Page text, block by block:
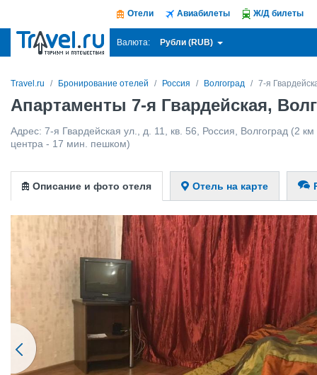
Отели Авиабилеты Ж/Д билеты
Валюта: Рубли (RUB)
Travel.ru Бронирование отелей Россия Волгоград 7-я
Апартаменты 7-я Гвардейская,
Адрес: 7-я Гвардейская ул., д. 11, кв. 56 Россия Волгоград (2 км
центра - 17 мин. пешком)
Описание и фото отеля Отель на карте